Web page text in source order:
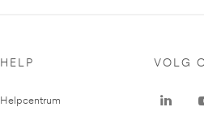
HELP
Helpcentrum
VOLG